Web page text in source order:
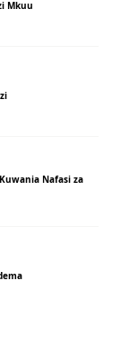
Mkuu
Nafasi za